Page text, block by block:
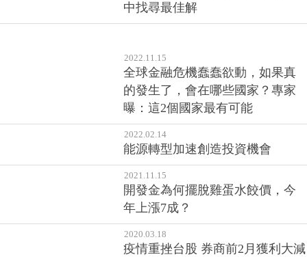
中找尋最佳解
2022.11.15
全球金融危機蠢蠢欲動，如果真
的發生了，會在哪些國家？專家
曝：這2個國家最有可能
2022.02.14
能源轉型加速創造投資機會
2021.11.15
開發金為何擺脫雞蛋水餃價，今
年上漲7成？
2020.03.18
疫情重挫台股 券商前2月獲利大減